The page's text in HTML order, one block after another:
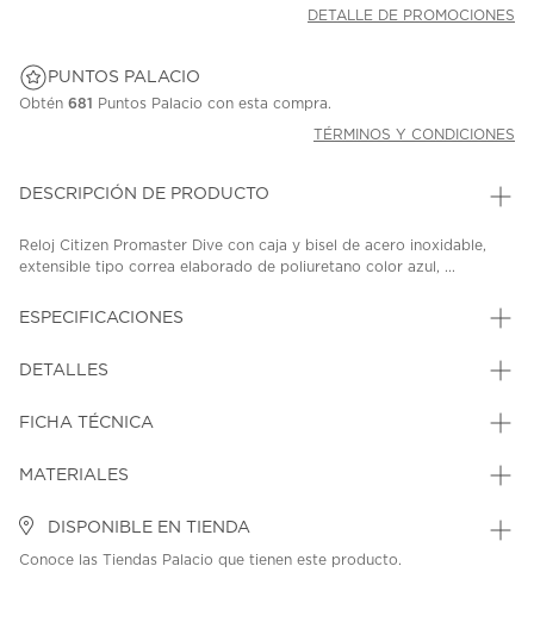
DETALLE DE PROMOCIONES
PUNTOS PALACIO
Obtén 681 Puntos Palacio con esta compra.
TÉRMINOS Y CONDICIONES
DESCRIPCIÓN DE PRODUCTO
Reloj Citizen Promaster Dive con caja y bisel de acero inoxidable,
extensible tipo correa elaborado de poliuretano color azul, ...
ESPECIFICACIONES
DETALLES
FICHA TÉCNICA
MATERIALES
DISPONIBLE EN TIENDA
Conoce las Tiendas Palacio que tienen este producto.